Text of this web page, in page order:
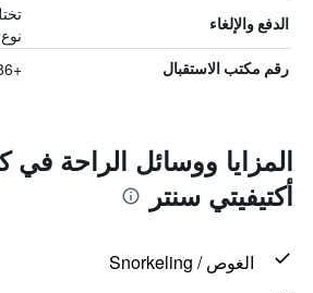
الدفع والإلغاء
رقم مكتب الاستقبال +886 8886 1221
المزايا ووسائل الراحة في
أكتيفيتي سنتر
الغوص / Snorkeling